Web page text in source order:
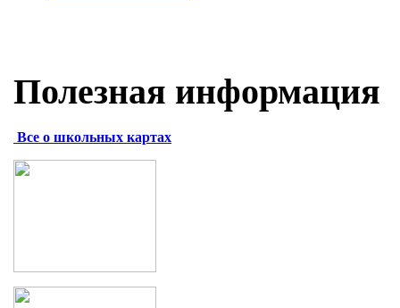
Полезная информация
Все о школьных картах